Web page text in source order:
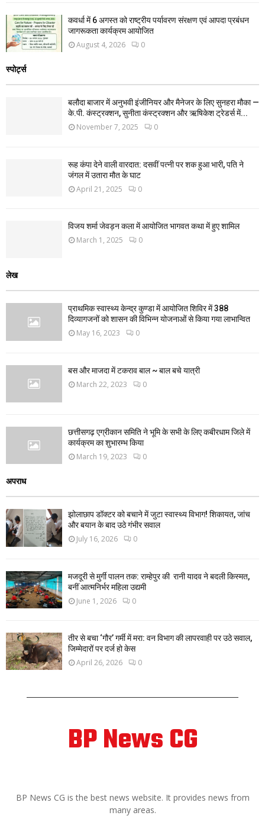
कवर्धा में 6 अगस्त को राष्ट्रीय पर्यावरण संरक्षण एवं आपदा प्रबंधन
जागरूकता कार्यक्रम आयोजित
August 4, 2026 0
स्पोर्ट्स
बलौदा बाजार में अनुभवी इंजीनियर और मैनेजर के लिए सुनहरा मौका —
के.पी. कंस्ट्रक्शन, सुनीता कंस्ट्रक्शन और ऋषिकेश ट्रेडर्स में...
November 7, 2025 0
रूह कंपा देने वाली वारदात: दसवीं पत्नी पर शक हुआ भारी, पति ने
जंगल में उतारा मौत के घाट
April 21, 2025 0
विजय शर्मा जेवड़न कला में आयोजित भागवत कथा में हुए शामिल
March 1, 2025 0
लेख
प्राथमिक स्वास्थ्य केन्द्र कुण्डा में आयोजित शिविर में 388
दिव्यागजनों को शासन की विभिन्न योजनाओं से किया गया लाभान्वित
May 16, 2023 0
बस और माजदा में टकराव बाल ~ बाल बचे यात्री
March 22, 2023 0
छत्तीसगढ़ एग्रीकान समिति ने भूमि के सभी के लिए कबीरधाम जिले में
कार्यक्रम का शुभारम्भ किया
March 19, 2023 0
अपराध
झोलाछाप डॉक्टर को बचाने में जुटा स्वास्थ्य विभाग! शिकायत, जांच
और बयान के बाद उठे गंभीर सवाल
July 16, 2026 0
मजदूरी से मुर्गी पालन तक: राम्हेपुर की रानी यादव ने बदली किस्मत,
बनीं आत्मनिर्भर महिला उद्यमी
June 1, 2026 0
तीर से बचा ‘गौर’ गर्मी में मरा: वन विभाग की लापरवाही पर उठे सवाल,
जिम्मेदारों पर दर्ज हो केस
April 26, 2026 0
BP News CG
BP News CG is the best news website. It provides news from
many areas.